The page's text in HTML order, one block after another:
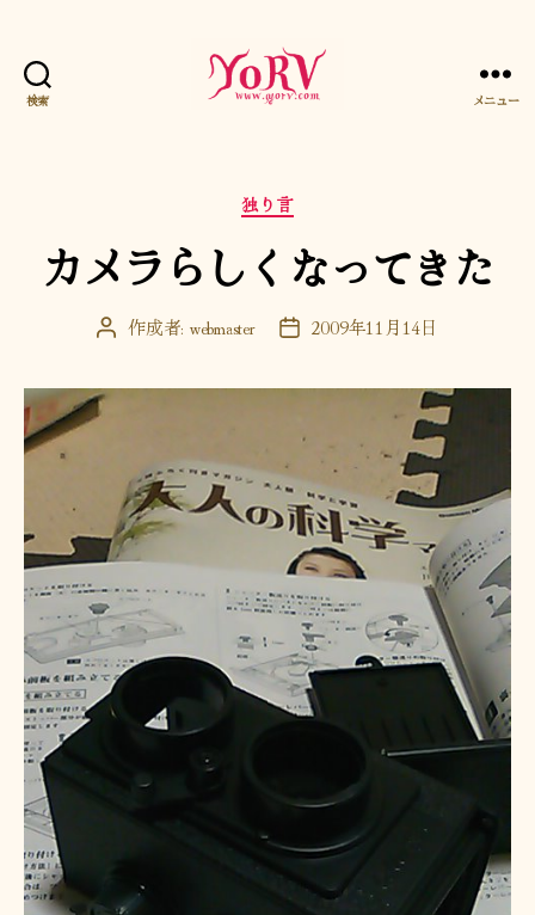
検索 メニュー
カ
テ
ゴ
リ
独り言
カメラらしくなってきた
投 作成者: webmaster
投 2009年11月14日